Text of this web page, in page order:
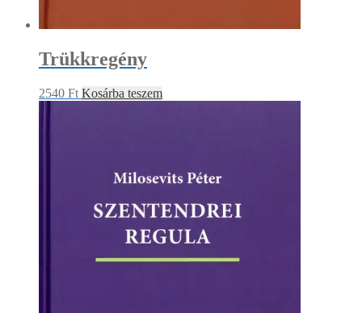
Trükkregény
2540 Ft Kosárba teszem